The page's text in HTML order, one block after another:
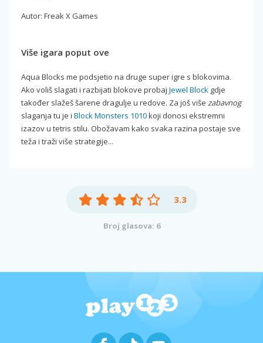
Autor: Freak X Games
Više igara poput ove
Aqua Blocks me podsjetio na druge super igre s blokovima.
Ako voliš slagati i razbijati blokove probaj Jewel Block gdje
također slažeš šarene dragulje u redove. Za još više zabavnog
slaganja tu je i Block Monsters 1010koji donosi ekstremni
izazov u tetris stilu. Obožavam kako svaka razina postaje sve
teža i traži više strategije...
3.3
Broj glasova: 6